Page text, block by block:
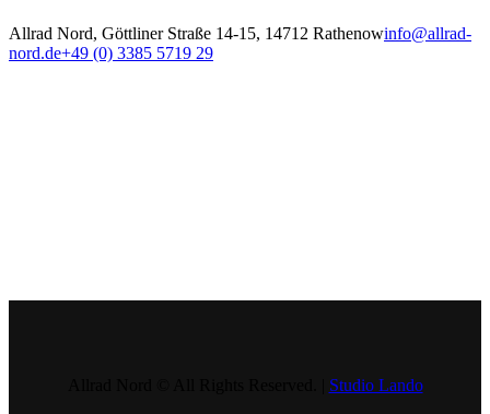
Allrad Nord, Göttliner Straße 14-15, 14712 Rathenowinfo@allrad-
nord.de+49 (0) 3385 5719 29
Studio Lando